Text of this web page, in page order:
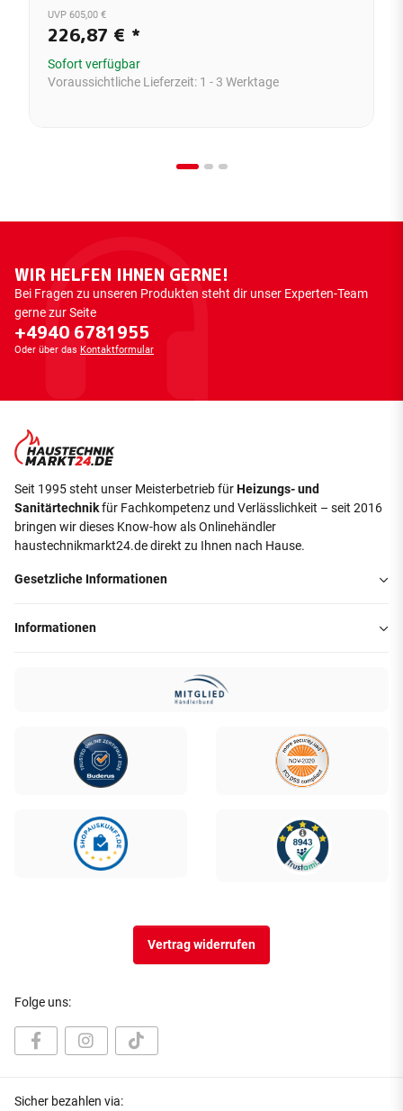
UVP 605,00 €
226,87 € *
Sofort verfügbar
Voraussichtliche Lieferzeit: 1 - 3 Werktage
WIR HELFEN IHNEN GERNE!
Bei Fragen zu unseren Produkten steht dir unser Experten-Team
gerne zur Seite
+4940 6781955
Oder über das Kontaktformular
Seit 1995 steht unser Meisterbetrieb fürHeizungs- und
Sanitärtechnikfür Fachkompetenz und Verlässlichkeit – seit 2016
bringen wir dieses Know-how als Onlinehändler
haustechnikmarkt24.de direkt zu Ihnen nach Hause.
Gesetzliche Informationen
Informationen
Vertrag widerrufen
Folge uns:
Sicher bezahlen via: